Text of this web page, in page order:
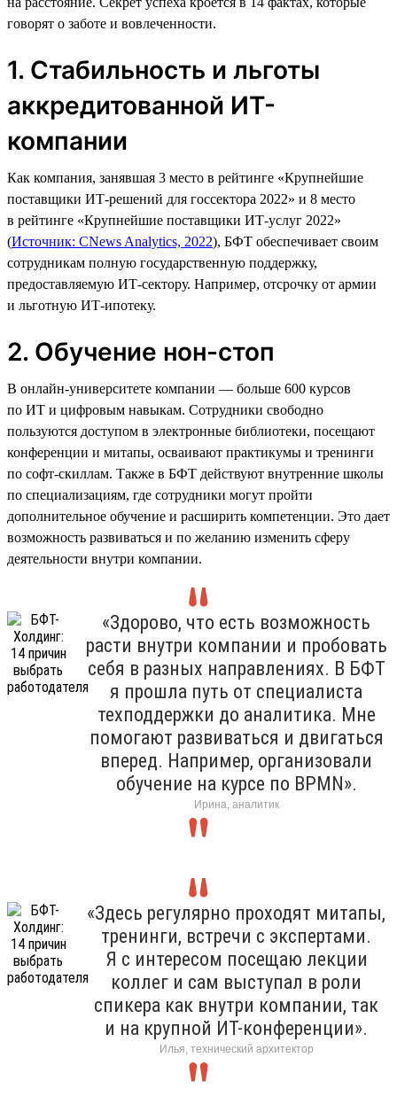
говорят о заботе и вовлеченности.
1. Стабильность и льготы
аккредитованной ИТ-
компании
Как компания, занявшая 3 место в рейтинге «Крупнейшие
поставщики ИТ-решений для госсектора 2022» и 8 место
в рейтинге «Крупнейшие поставщики ИТ-услуг 2022»
(Источник: CNews Analytics, 2022), БФТ обеспечивает своим
сотрудникам полную государственную поддержку,
предоставляемую ИТ-сектору. Например, отсрочку от армии
и льготную ИТ-ипотеку.
2. Обучение нон-стоп
В онлайн-университете компании — больше 600 курсов
по ИТ и цифровым навыкам. Сотрудники свободно
пользуются доступом в электронные библиотеки, посещают
конференции и митапы, осваивают практикумы и тренинги
по софт-скиллам. Также в БФТ действуют внутренние школы
по специализациям, где сотрудники могут пройти
дополнительное обучение и расширить компетенции. Это дает
возможность развиваться и по желанию изменить сферу
деятельности внутри компании.
«Здорово, что есть возможность
расти внутри компании и пробовать
себя в разных направлениях. В БФТ
я прошла путь от специалиста
техподдержки до аналитика. Мне
помогают развиваться и двигаться
вперед. Например, организовали
обучение на курсе по BPMN».
Ирина, аналитик
«Здесь регулярно проходят митапы,
тренинги, встречи с экспертами.
Я с интересом посещаю лекции
коллег и сам выступал в роли
спикера как внутри компании, так
и на крупной ИТ-конференции».
Илья, технический архитектор